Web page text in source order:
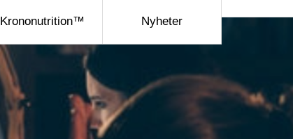
Krononutrition™ Nyheter